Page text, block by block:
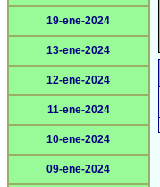
19-ene-2024
13-ene-2024
12-ene-2024
11-ene-2024
10-ene-2024
09-ene-2024